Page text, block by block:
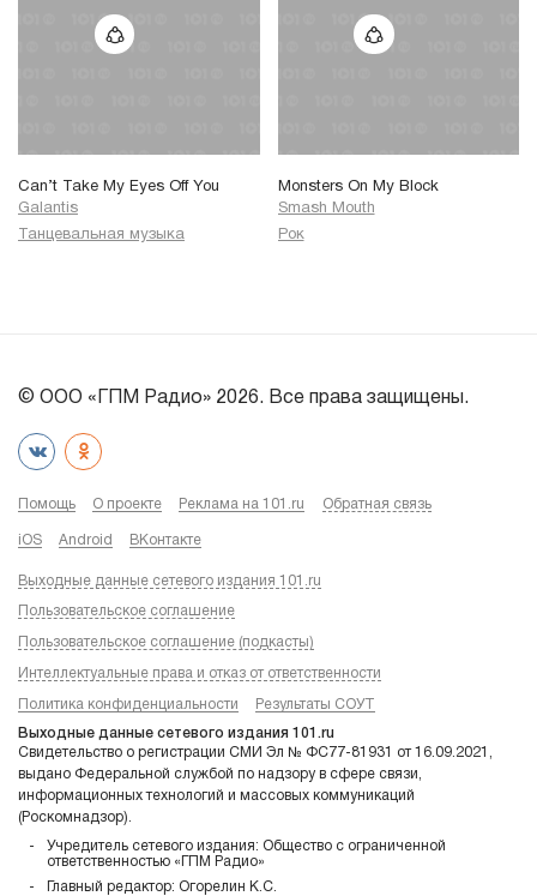
Can’t Take My Eyes Off You
Galantis
Танцевальная музыка
Monsters On My Block
Smash Mouth
Рок
© ООО «ГПМ Радио» 2026. Все права защищены.
Помощь О проекте Реклама на 101.ru Обратная связь
iOS Android ВКонтакте
Выходные данные сетевого издания 101.ru
Пользовательское соглашение
Пользовательское соглашение (подкасты)
Интеллектуальные права и отказ от ответственности
Политика конфиденциальности Результаты СОУТ
Выходные данные сетевого издания 101.ru
Свидетельство о регистрации СМИ Эл № ФС77-81931 от 16.09.2021,
выдано Федеральной службой по надзору в сфере связи,
информационных технологий и массовых коммуникаций
(Роскомнадзор).
Учредитель сетевого издания: Общество с ограниченной
ответственностью «ГПМ Радио»
Главный редактор: Огорелин К.С.